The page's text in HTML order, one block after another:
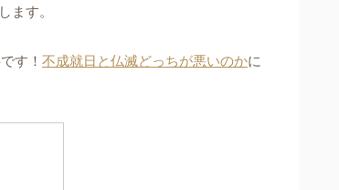
ます。
す！ 不成就日と仏滅どっちが悪いのかに